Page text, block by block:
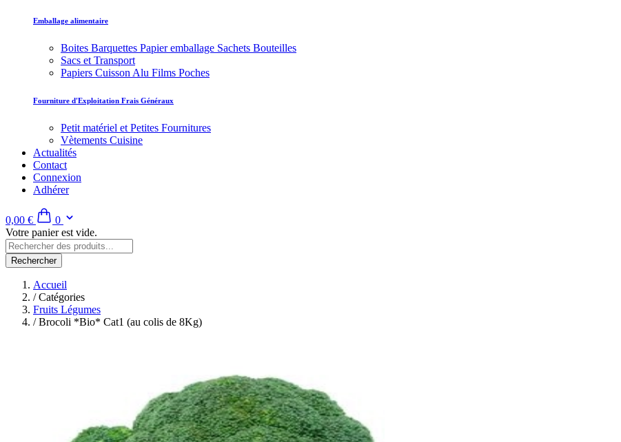
Emballage alimentaire
Boites Barquettes Papier emballage Sachets Bouteilles
Sacs et Transport
Papiers Cuisson Alu Films Poches
Fourniture d'Exploitation Frais Généraux
Petit matériel et Petites Fournitures
Vètements Cuisine
Actualités
Contact
Connexion
Adhérer
0,00 €
0
Votre panier est vide.
Rechercher
Accueil
/Catégories
Fruits Légumes
/Brocoli *Bio* Cat1 (au colis de 8Kg)